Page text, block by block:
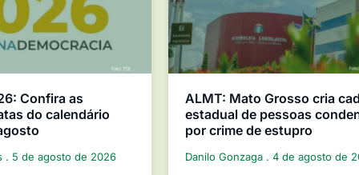
Confira as
do calendário
5 de agosto de 2026
ALMT: Mato Grosso cria
estadual de pessoas
por crime de estupro
Danilo Gonzaga 4 de agosto de